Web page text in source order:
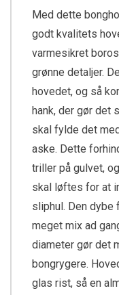
Med dette
godt kvalitets
varmesikret
grønne detaljer.
hovedet, og så
hank, der gør det
skal fylde det
aske. Dette
triller på gulvet,
skal løftes for at
sliphul. Den
meget mix ad
diameter gør det
bongrygere.
glas rist, så en